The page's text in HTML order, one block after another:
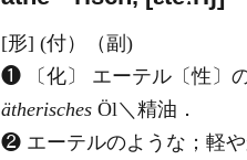
[形] (付）（副)
❶ 〔化〕 エーテル〔性〕
ätherisches Öl＼精油．
❷ エーテルのような；軽や